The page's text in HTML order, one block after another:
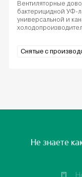
Вентиляторные
бактерицидной УФ-
универсальной и
Снятые с
Не знаете